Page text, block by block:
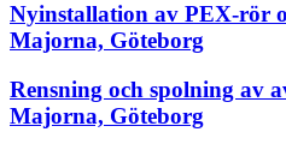
Nyinstallation av PEX-rör
Majorna, Göteborg
Rensning och spolning av
Majorna, Göteborg